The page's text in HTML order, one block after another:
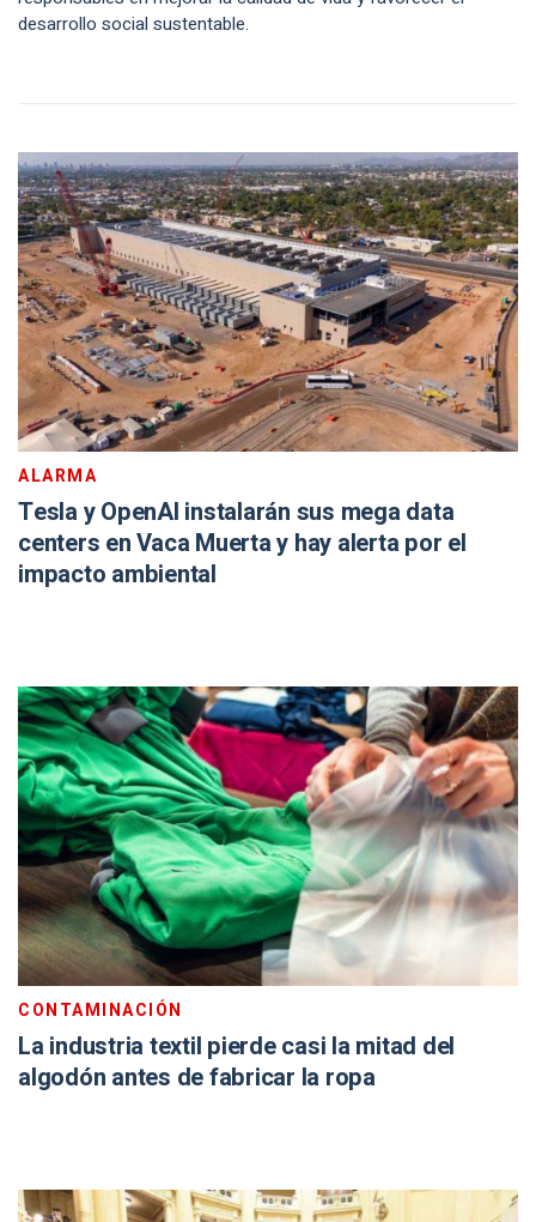
desarrollo social sustentable.
ALARMA
Tesla y OpenAI instalarán sus mega data
centers en Vaca Muerta y hay alerta por el
impacto ambiental
CONTAMINACIÓN
La industria textil pierde casi la mitad del
algodón antes de fabricar la ropa